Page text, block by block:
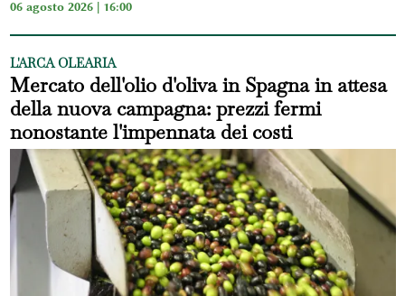
06 agosto 2026 | 16:00
L'ARCA OLEARIA
Mercato dell'olio d'oliva in Spagna in attesa
della nuova campagna: prezzi fermi
nonostante l'impennata dei costi